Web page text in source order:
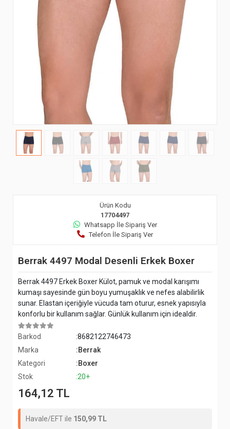
Ürün Kodu
17704497
Whatsapp İle Sipariş Ver
Telefon İle Sipariş Ver
Berrak 4497 Modal Desenli Erkek Boxer
Berrak 4497 Erkek Boxer Külot, pamuk ve modal karışımı
kumaşı sayesinde gün boyu yumuşaklık ve nefes alabilirlik
sunar. Elastan içeriğiyle vücuda tam oturur, esnek yapısıyla
konforlu bir kullanım sağlar. Günlük kullanım için idealdir.
Barkod
:8682122746473
Marka
:Berrak
Kategori
:Boxer
Stok
:20+
164,12 TL
Havale/EFT ile 150,99 TL